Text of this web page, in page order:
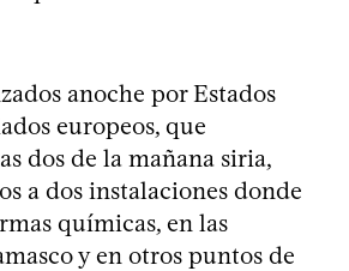
anoche por Estados
europeos, que
dos de la mañana siria,
a dos instalaciones donde
químicas, en las
y en otros puntos de